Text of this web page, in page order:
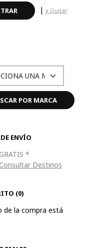
| x Quitar
ENVÍO
*
Destinos
(0)
de la compra está